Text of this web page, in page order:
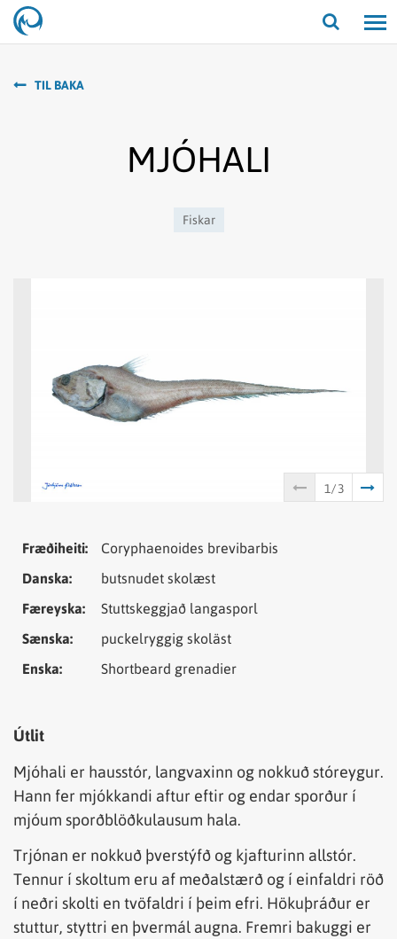
Opna/
TIL BAKA
MJÓHALI
Fiskar
Tungumál Samheiti
Fræðiheiti:
Coryphaenoides brevibarbis
Danska:
butsnudet skolæst
Færeyska:
Stuttskeggjað langasporl
Sænska:
puckelryggig skoläst
Enska:
Shortbeard grenadier
Útlit
Mjóhali er hausstór, langvaxinn og nokkuð stóreygur.
Hann fer mjókkandi aftur eftir og endar sporður í
mjóum sporðblöðkulausum hala.
Trjónan er nokkuð þverstýfð og kjafturinn allstór.
Tennur í skoltum eru af meðalstærð og í einfaldri röð
í neðri skolti en tvöfaldri í þeim efri. Hökuþráður er
stuttur, styttri en þvermál augna. Fremri bakuggi er